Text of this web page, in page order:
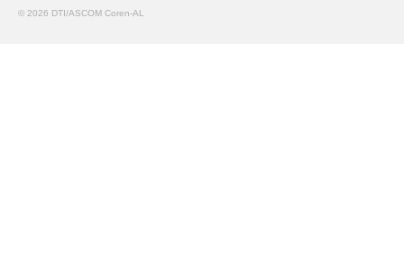
© 2026 DTI/ASCOM Coren-AL